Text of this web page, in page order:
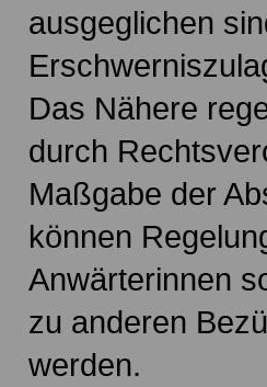
ausgeglichen
Das Nähere
durch
Maßgabe der
können
Anwärterinnen
zu anderen
werden.